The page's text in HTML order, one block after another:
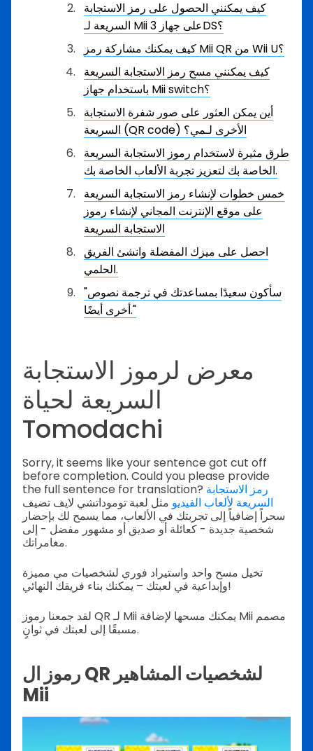
كيف يمكنني الحصول على رمز الاستجابة
السريعة لـ Mii على جهاز 3DS؟
كيف يمكنك مشاركة رمز Mii QR من Wii U؟
كيف يمكنني مسح رمز الاستجابة السريعة
باستخدام جهاز Mii switch؟
أين يمكن العثور على صور شفرة الاستجابة
السريعة (QR code) الأخرى لـمي؟
طرق مثيرة لاستخدام رموز الاستجابة السريعة
الخاصة بك لتعزيز تجربة الألعاب الخاصة بك.
خمس خطوات لإنشاء رمز الاستجابة السريعة
على موقع الإنترنت المجاني لإنشاء رموز
الاستجابة السريعة
احصل على ميزك المفضلة وانشئ الفريق
الحلمي.
"سأكون سعيدًا بمساعدتك في ترجمة نصوص
أخرى أيضًا."
معرض لرموز الاستجابة
السريعة لحياة
Tomodachi
Sorry, it seems like your sentence got cut off
before completion. Could you please provide
the full sentence for translation? رمز الاستجابة
السريعة لألعاب الفيديو مثل لعبة توموداتشي لايف تضيف
سحراً إضافياً إلى تجربتك في الألعاب، مما يسمح لك بإحضار
شخصية جديدة - كعائلة أو صديق أو مشهور مفضل - إلى
مغامراتك.
تخيل مسح واحد واستيراد فوري لشخصيات مي مميزة
وإبداعية في لعبتك – يمكنك بناء فريقك النهائي!
لقد جمعنا رموز QR لـ Mii يمكنك مسحها لإضافة Mii مصمم
مسبقًا إلى لعبتك في ثوانٍ.
رموز ال QR لشخصيات المشاهير
Mii